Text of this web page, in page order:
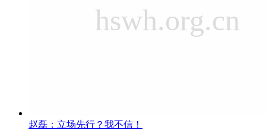
赵磊：立场先行？我不信！